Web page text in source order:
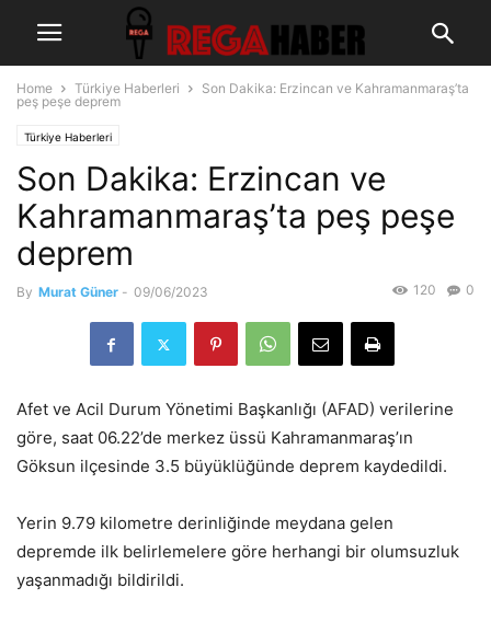
Home Türkiye Haberleri
Son Dakika: Erzincan ve Kahramanmaraş’ta
peş peşe deprem
Türkiye Haberleri
Son Dakika: Erzincan ve
Kahramanmaraş’ta peş peşe
deprem
By Murat Güner - 09/06/2023 0
120
Afet ve Acil Durum Yönetimi Başkanlığı (AFAD) verilerine
göre, saat 06.22’de merkez üssü Kahramanmaraş’ın
Göksun ilçesinde 3.5 büyüklüğünde deprem kaydedildi.
Yerin 9.79 kilometre derinliğinde meydana gelen
depremde ilk belirlemelere göre herhangi bir olumsuzluk
yaşanmadığı bildirildi.